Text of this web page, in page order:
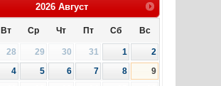
2026 Август
Вт Ср Чт Пт Сб Вс
28 29 30 31 1
2
4 5 6 7 8
9